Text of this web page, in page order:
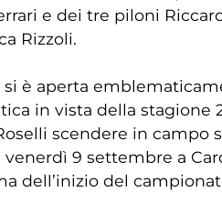
e dei tre piloni
Rizzoli.
è aperta
in vista della stagione
scendere in campo
9 settembre a
dell’inizio del